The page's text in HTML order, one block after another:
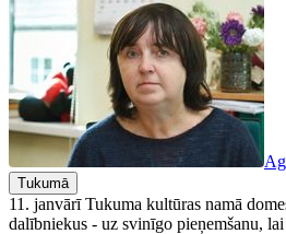
Tukumā
11. janvārī Tukuma kultūras namā
dalībniekus - uz svinīgo pieņemšanu,